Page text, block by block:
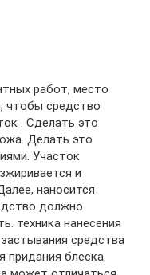
работ, место
чтобы средство
. Сделать это
Делать это
Участок
и
наносится
должно
техника нанесения
средства
придания блеска.